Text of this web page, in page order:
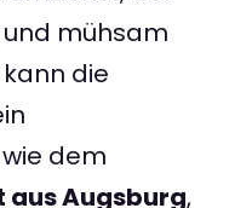
und mühsam
die
wie dem
aus Augsburg,